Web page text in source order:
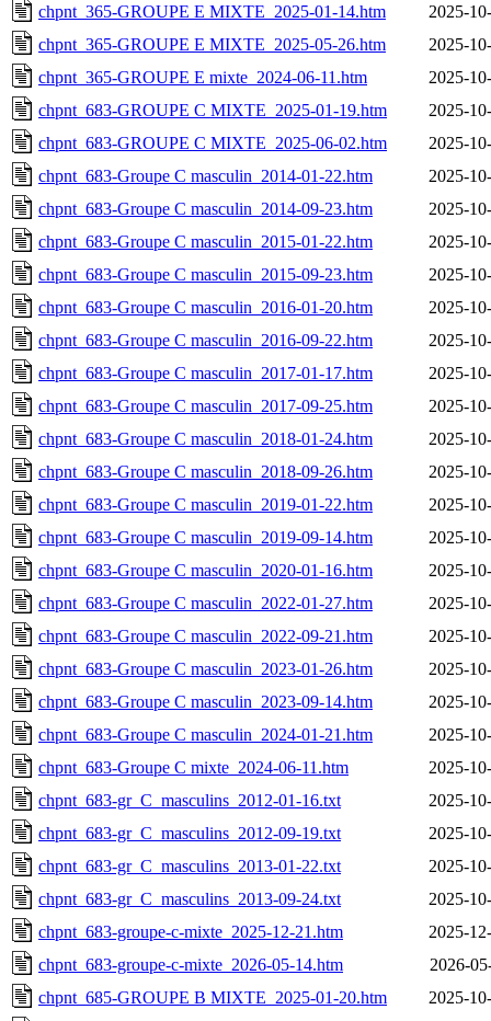
chpnt_365-GROUPE E MIXTE_2025-01-14.htm
2025-
chpnt_365-GROUPE E MIXTE_2025-05-26.htm
2025-
chpnt_365-GROUPE E mixte_2024-06-11.htm
2025-
chpnt_683-GROUPE C MIXTE_2025-01-19.htm
2025-
chpnt_683-GROUPE C MIXTE_2025-06-02.htm
2025-
chpnt_683-Groupe C masculin_2014-01-22.htm
2025-
chpnt_683-Groupe C masculin_2014-09-23.htm
2025-
chpnt_683-Groupe C masculin_2015-01-22.htm
2025-
chpnt_683-Groupe C masculin_2015-09-23.htm
2025-
chpnt_683-Groupe C masculin_2016-01-20.htm
2025-
chpnt_683-Groupe C masculin_2016-09-22.htm
2025-
chpnt_683-Groupe C masculin_2017-01-17.htm
2025-
chpnt_683-Groupe C masculin_2017-09-25.htm
2025-
chpnt_683-Groupe C masculin_2018-01-24.htm
2025-
chpnt_683-Groupe C masculin_2018-09-26.htm
2025-
chpnt_683-Groupe C masculin_2019-01-22.htm
2025-
chpnt_683-Groupe C masculin_2019-09-14.htm
2025-
chpnt_683-Groupe C masculin_2020-01-16.htm
2025-
chpnt_683-Groupe C masculin_2022-01-27.htm
2025-
chpnt_683-Groupe C masculin_2022-09-21.htm
2025-
chpnt_683-Groupe C masculin_2023-01-26.htm
2025-
chpnt_683-Groupe C masculin_2023-09-14.htm
2025-
chpnt_683-Groupe C masculin_2024-01-21.htm
2025-
chpnt_683-Groupe C mixte_2024-06-11.htm
2025-
chpnt_683-gr_C_masculins_2012-01-16.txt
2025-
chpnt_683-gr_C_masculins_2012-09-19.txt
2025-
chpnt_683-gr_C_masculins_2013-01-22.txt
2025-
chpnt_683-gr_C_masculins_2013-09-24.txt
2025-
chpnt_683-groupe-c-mixte_2025-12-21.htm
2025-
chpnt_683-groupe-c-mixte_2026-05-14.htm
2026-
chpnt_685-GROUPE B MIXTE_2025-01-20.htm
2025-